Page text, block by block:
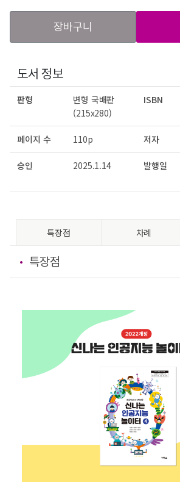
장바구니
도서 정보
판형
변형 국배판
(215x280)
ISBN
페이지 수 110p 저자
승인 2025.1.14 발행일
특장점 차례
특장점